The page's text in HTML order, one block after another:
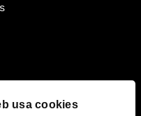
usa cookies